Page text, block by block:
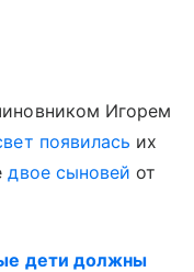
Игорем
появилась их
двое сыновей от
дети должны